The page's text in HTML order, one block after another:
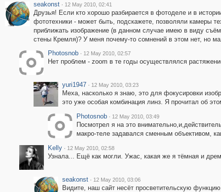
seakonst · 12 May 2010, 02:41
Друзья! Если кто хорошо разбирается в фотоделе и в
фототехники - может быть, подскажете, позволяли камеры
приближать изображение (в данном случае имею в виду
стены Кремля)? У меня почему-то сомнений в этом нет, но
Photosnob · 12 May 2010, 02:57
Нет проблем - zoom в те годы осуществлялся
yuri1947 · 12 May 2010, 03:23
Меха, насколько я знаю, это для фокусировки
это уже особая комбинация линз. Я прочитал об
Photosnob · 12 May 2010, 03:49
Посмотрел я на это
макро-теле задавался сменным объективом,
Kelly · 12 May 2010, 02:58
Узнала... Ещё как могли. Ужас, какая же я тёмная и
seakonst · 12 May 2010, 03:06
Видите, наш сайт несёт просветительскую